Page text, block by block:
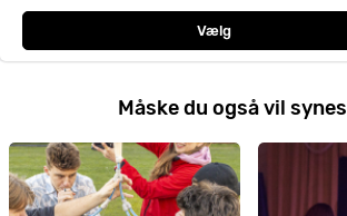
Vælg
Måske du også vil